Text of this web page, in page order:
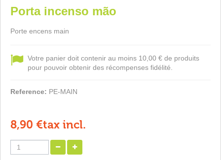
Porta incenso mão
Porte encens main
Votre panier doit contenir au moins 10,00 € de produits
pour pouvoir obtenir des récompenses fidélité.
Reference: PE-MAIN
8,90 €tax incl.